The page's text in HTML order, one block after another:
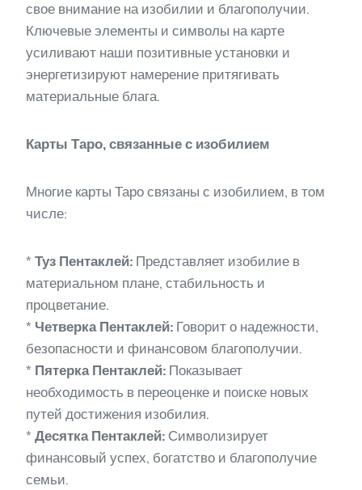
свое внимание на изобилии и благополучии.
Ключевые элементы и символы на карте
усиливают наши позитивные установки и
энергетизируют намерение притягивать
материальные блага.
Карты Таро, связанные с изобилием
Многие карты Таро связаны с изобилием, в том
числе:
* Туз Пентаклей: Представляет изобилие в
материальном плане, стабильность и
процветание.
* Четверка Пентаклей: Говорит о надежности,
безопасности и финансовом благополучии.
* Пятерка Пентаклей: Показывает
необходимость в переоценке и поиске новых
путей достижения изобилия.
* Десятка Пентаклей: Символизирует
финансовый успех, богатство и благополучие
семьи.